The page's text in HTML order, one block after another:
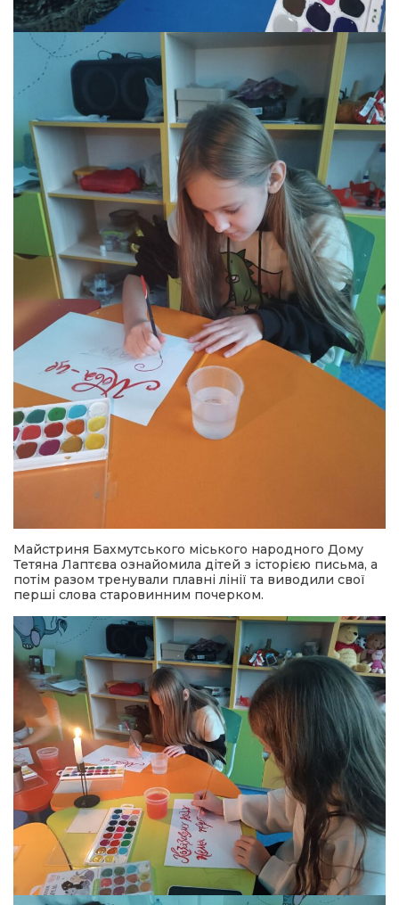
Майстриня Бахмутського міського народного Дому
Тетяна Лаптєва ознайомила дітей з історією письма, а
потім разом тренували плавні лінії та виводили свої
перші слова старовинним почерком.